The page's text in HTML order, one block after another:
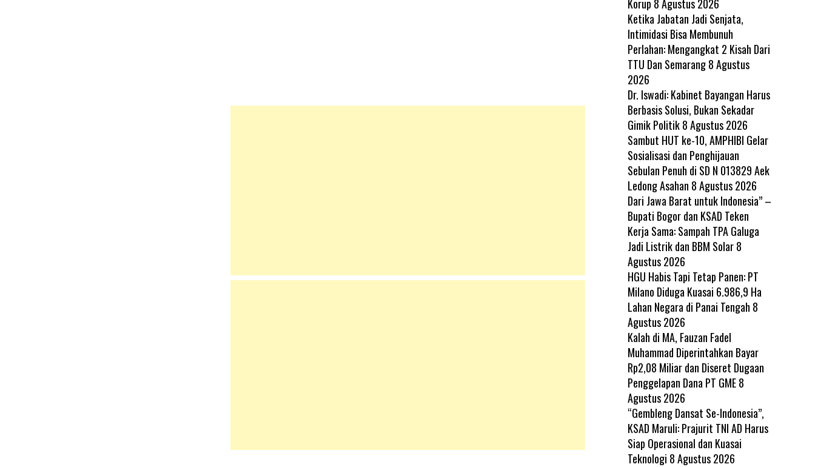
Korup 8 Agustus 2026
Ketika Jabatan Jadi Senjata,
Intimidasi Bisa Membunuh
Perlahan: Mengangkat 2 Kisah Dari
TTU Dan Semarang 8 Agustus
2026
Dr. Iswadi: Kabinet Bayangan Harus
Berbasis Solusi, Bukan Sekadar
Gimik Politik 8 Agustus 2026
Sambut HUT ke-10, AMPHIBI Gelar
Sosialisasi dan Penghijauan
Sebulan Penuh di SD N 013829 Aek
Ledong Asahan 8 Agustus 2026
Dari Jawa Barat untuk Indonesia” –
Bupati Bogor dan KSAD Teken
Kerja Sama: Sampah TPA Galuga
Jadi Listrik dan BBM Solar 8
Agustus 2026
HGU Habis Tapi Tetap Panen: PT
Milano Diduga Kuasai 6.986,9 Ha
Lahan Negara di Panai Tengah 8
Agustus 2026
Kalah di MA, Fauzan Fadel
Muhammad Diperintahkan Bayar
Rp2,08 Miliar dan Diseret Dugaan
Penggelapan Dana PT GME 8
Agustus 2026
“Gembleng Dansat Se-Indonesia”,
KSAD Maruli: Prajurit TNI AD Harus
Siap Operasional dan Kuasai
Teknologi 8 Agustus 2026